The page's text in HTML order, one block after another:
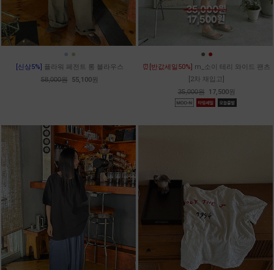
● ●
[신상5%] 플라워 페전트 롱 블라우스
58,000원 55,100원
● ●
⏰[반값세일50%] m_소이 테리 와이드 팬츠
[2차 재입고]
35,000원 17,500원